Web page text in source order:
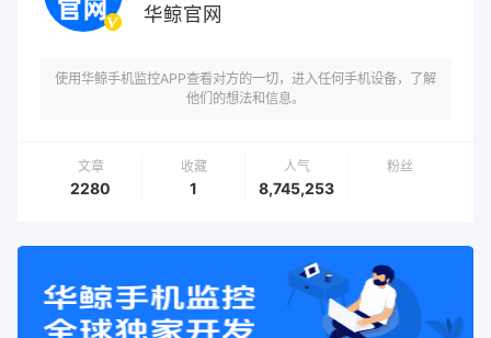
华鲸官网
使用华鲸手机监控APP查看对方的一切，进入任何手机设备，了解
他们的想法和信息。
文章
2280
收藏
1
人气
8,745,253
粉丝